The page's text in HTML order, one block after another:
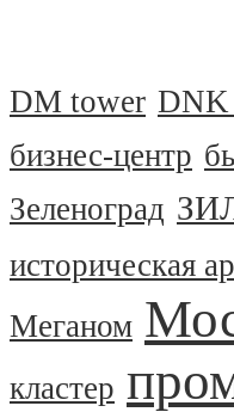
DM tower DNK
бизнес-центр
Зеленоград
историческая
Меганом
кластер